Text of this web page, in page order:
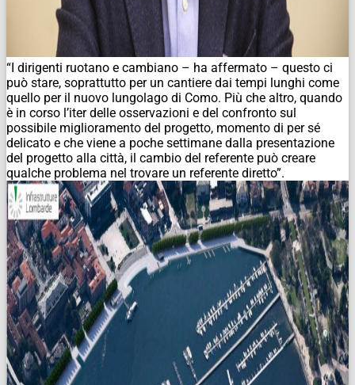
“I dirigenti ruotano e cambiano – ha affermato – questo ci
può stare, soprattutto per un cantiere dai tempi lunghi come
quello per il nuovo lungolago di Como. Più che altro, quando
è in corso l’iter delle osservazioni e del confronto sul
possibile miglioramento del progetto, momento di per sé
delicato e che viene a poche settimane dalla presentazione
del progetto alla città, il cambio del referente può creare
qualche problema nel trovare un referente diretto”.